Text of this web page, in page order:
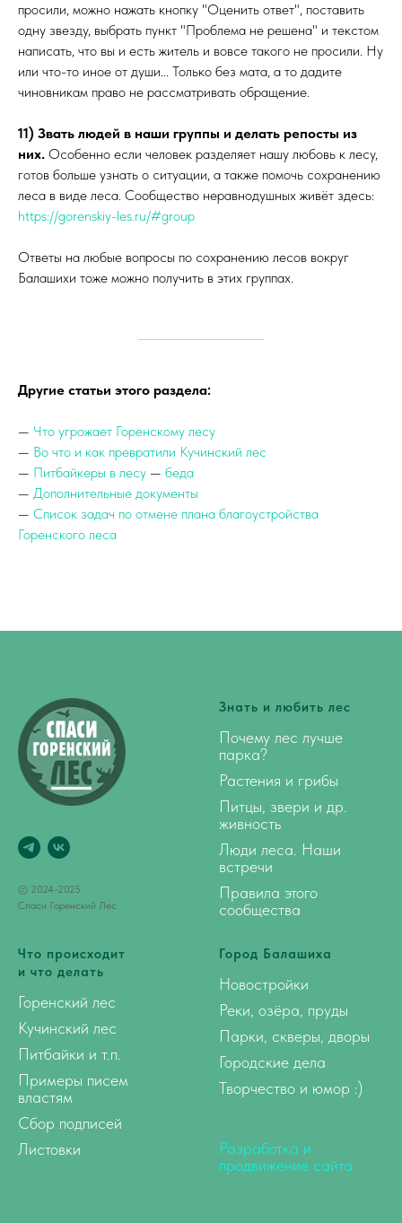
просили, можно нажать кнопку "Оценить ответ", поставить
одну звезду, выбрать пункт "Проблема не решена" и текстом
написать, что вы и есть житель и вовсе такого не просили. Ну
или что-то иное от души... Только без мата, а то дадите
чиновникам право не рассматривать обращение.
11) Звать людей в наши группы и делать репосты из
них. Особенно если человек разделяет нашу любовь к лесу,
готов больше узнать о ситуации, а также помочь сохранению
леса в виде леса. Сообщество неравнодушных живёт здесь:
https://gorenskiy-les.ru/#group
Ответы на любые вопросы по сохранению лесов вокруг
Балашихи тоже можно получить в этих группах.
Другие статьи этого раздела:
— Что угрожает Горенскому лесу
— Во что и как превратили Кучинский лес
— Питбайкеры в лесу — беда
— Дополнительные документы
— Список задач по отмене плана благоустройства
Горенского леса
© 2024-2025
Спаси Горенский Лес
Знать и любить лес
Почему лес лучше
парка?
Растения и грибы
Питцы, звери и др.
живность
Люди леса. Наши
встречи
Правила этого
сообщества
Что происходит
и что делать
Горенский лес
Кучинский лес
Питбайки и т.п.
Примеры писем
властям
Сбор подписей
Листовки
Город Балашиха
Новостройки
Реки, озёра, пруды
Парки, скверы, дворы
Городские дела
Творчество и юмор :)
Разработка и
продвижение сайта